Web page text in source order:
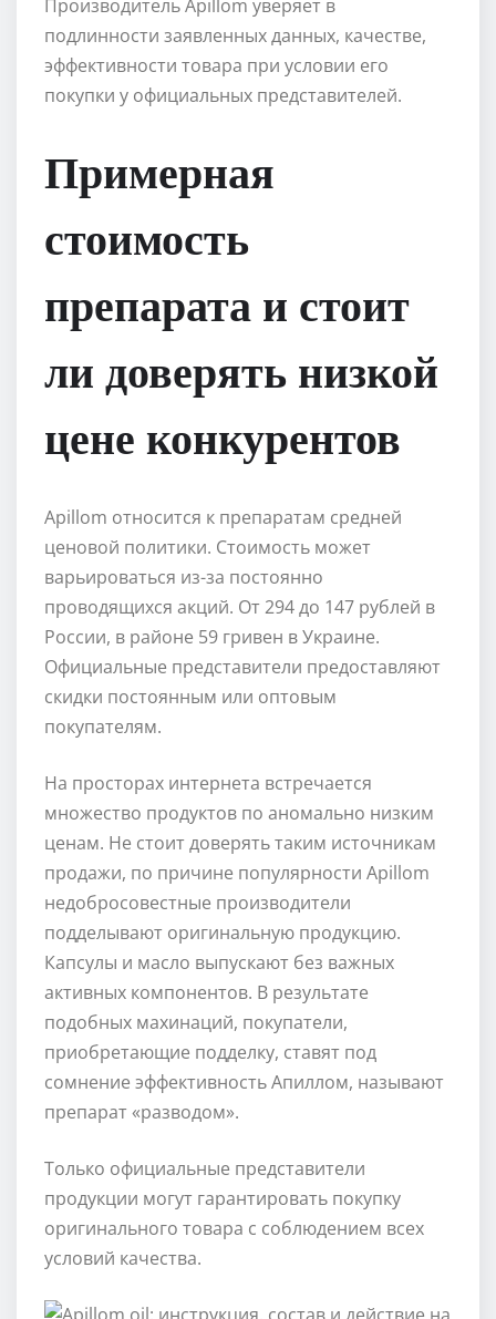
Производитель Apillom уверяет в
подлинности заявленных данных, качестве,
эффективности товара при условии его
покупки у официальных представителей.
Примерная
стоимость
препарата и стоит
ли доверять низкой
цене конкурентов
Apillom относится к препаратам средней
ценовой политики. Стоимость может
варьироваться из-за постоянно
проводящихся акций. От 294 до 147 рублей в
России, в районе 59 гривен в Украине.
Официальные представители предоставляют
скидки постоянным или оптовым
покупателям.
На просторах интернета встречается
множество продуктов по аномально низким
ценам. Не стоит доверять таким источникам
продажи, по причине популярности Apillom
недобросовестные производители
подделывают оригинальную продукцию.
Капсулы и масло выпускают без важных
активных компонентов. В результате
подобных махинаций, покупатели,
приобретающие подделку, ставят под
сомнение эффективность Апиллом, называют
препарат «разводом».
Только официальные представители
продукции могут гарантировать покупку
оригинального товара с соблюдением всех
условий качества.